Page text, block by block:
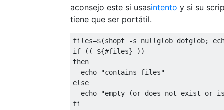
aconsejo este si usasintento y si su
tiene que ser portátil.
files=$(shopt -s nullglob dotglob;
if
(( ${#files}
))
then
  echo
"contains files"
else
  echo
"empty (or does not exist or
fi